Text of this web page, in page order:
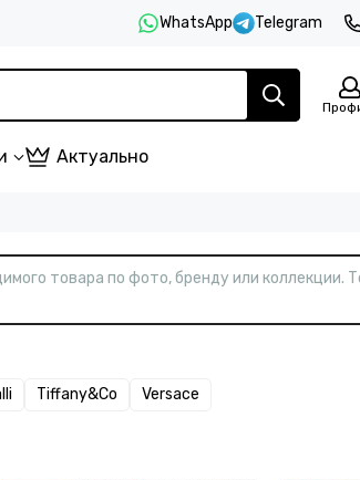
WhatsApp Telegram
Актуально
товара по фото, бренду или коллекции.
Tiffany&Co
Versace